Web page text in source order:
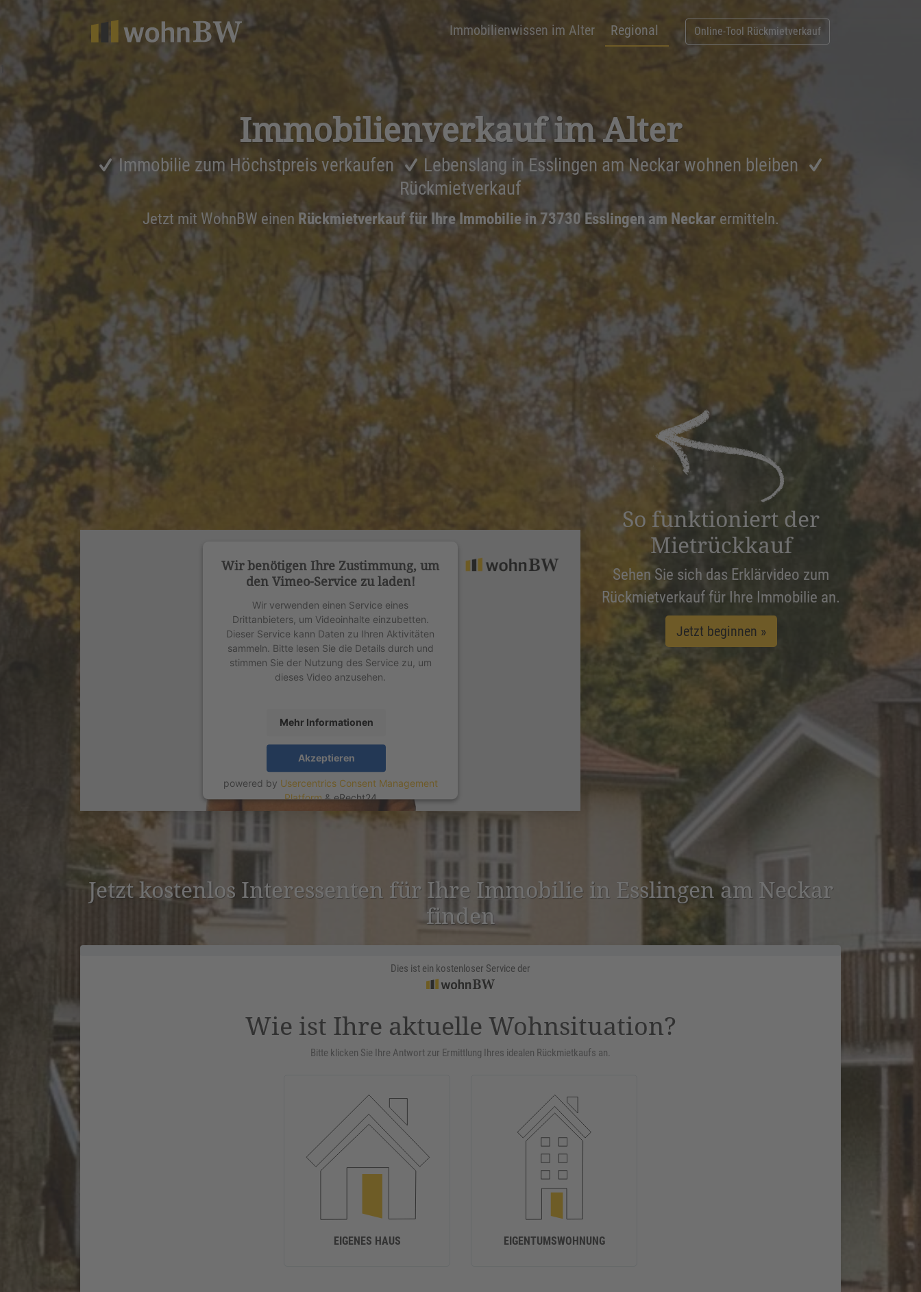
Immobilienwissen im Alter Regional Online-Tool Rückmietverkauf
Immobi­li­en­ver­kauf im Alter
Immobilie zum Höchstpreis verkaufen
Lebenslang in Esslingen am Neckar wohnen bleiben
Rückmietverkauf
Jetzt mit WohnBW einen Rückmietverkauf für Ihre Immobilie in 73730 Esslingen am Neckar ermitteln.
Wir benötigen Ihre Zustimmung, um
den Vimeo-Service zu laden!
Wir verwenden einen Service eines
Drittanbieters, um Videoinhalte einzubetten.
Dieser Service kann Daten zu Ihren Aktivitäten
sammeln. Bitte lesen Sie die Details durch und
stimmen Sie der Nutzung des Service zu, um
dieses Video anzusehen.
Mehr Informationen
Akzeptieren
powered by Usercentrics Consent Management
Platform&eRecht24
So funktioniert der
Mietrückkauf
Sehen Sie sich das Erklärvideo zum
Rückmietverkauf für Ihre Immobilie an.
Jetzt beginnen »
Jetzt kostenlos Inter­es­senten für Ihre Immobilie in Esslingen am Neckar
finden
Dies ist ein kostenloser Service der
Wie ist Ihre aktuelle Wohnsituation?
Bitte klicken Sie Ihre Antwort zur Ermittlung Ihres idealen Rückmietkaufs an.
EIGENES HAUS EIGENTUMSWOHNUNG